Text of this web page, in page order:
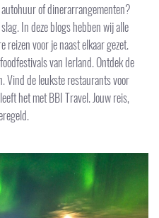
autohuur of dinerarrangementen?
In deze blogs hebben wij alle
voor je naast elkaar gezet.
van Ierland. Ontdek de
Vind de leukste restaurants voor
het met BBI Travel. Jouw reis,